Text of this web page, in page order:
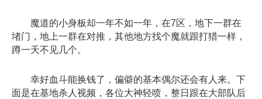
魔道的小身板却一年不如一年，在7区，地下一群在
堵门，地上一群在对推，其他地方找个魔就跟打猎一样，
蹲一天不见几个。
幸好血斗能换钱了，偏僻的基本偶尔还会有人来。下
面是在基地杀人视频，各位大神轻喷，整日跟在大部队后